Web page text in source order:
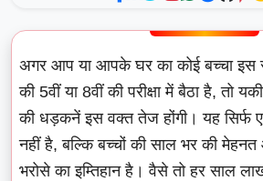
अगर आप या आपके घर का कोई बच्चा इस
की 5वीं या 8वीं की परीक्षा में बैठा है, तो
की धड़कनें इस वक्त तेज होंगी। यह सिर्फ एक
नहीं है, बल्कि बच्चों की साल भर की मेहनत
भरोसे का इम्तिहान है। वैसे तो हर साल